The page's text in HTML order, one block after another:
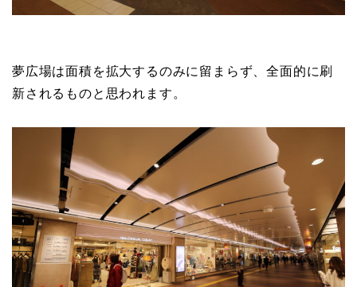
夢広場は面積を拡大するのみに留まらず、全面的に刷
新されるものと思われます。